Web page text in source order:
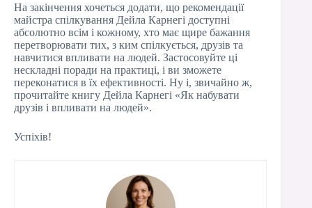
На закінчення хочеться додати, що рекомендації
майстра спілкування Дейла Карнегі доступні
абсолютно всім і кожному, хто має щире бажання
перетворювати тих, з ким спілкується, друзів та
навчитися впливати на людей. Застосовуйте ці
нескладні поради на практиці, і ви зможете
переконатися в їх ефективності. Ну і, звичайно ж,
прочитайте книгу Дейла Карнегі «Як набувати
друзів і впливати на людей».
Успіхів!